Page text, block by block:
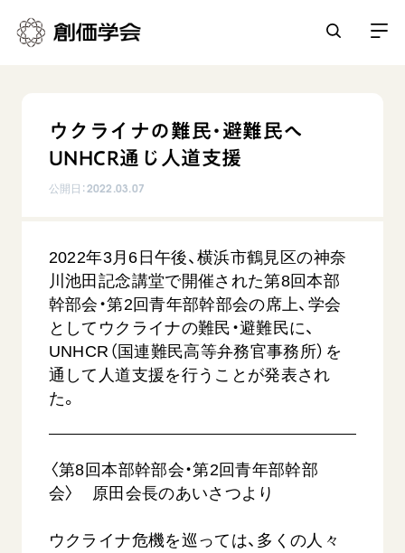
日蓮大聖人の仏法（教学入門）
釈尊～法華経
日蓮大聖人
創価学会の三代会長
第3代会長・池田大作先生
日常の活動
座談会
仏法を学ぶ
仏法を語る
主な行事
年間の活動について
「平和の文化」を構築
核兵器の廃絶に向け連帯を拡大
「人権文化」「ジェンダー平等」を促進
「持続可能な開発目標（SDGs）」の取り組み
人道支援
教育本部の活動
図書贈呈
世界の創価学会
各国ウェブサイト
世界の創価学会の歴史
基本情報
創価学会 会憲
創価学会 会則
創価学会 社会憲章
組織・機構
会長・理事長・各部長の紹介
会員サポート
御書検索［新版］
関連リンク
創価学会総本部
聖教電子版
ご意見
ご利用にあたって
ウクライナの難民・避難民へ
UNHCR通じ人道支援
公開日：2022.03.07
2022年3月6日午後、横浜市鶴見区の神奈
川池田記念講堂で開催された第8回本部
幹部会・第2回青年部幹部会の席上、学会
としてウクライナの難民・避難民に、
UNHCR（国連難民高等弁務官事務所）を
通して人道支援を行うことが発表され
た。
〈第8回本部幹部会・第2回青年部幹部
会〉 原田会長のあいさつより
ウクライナ危機を巡っては、多くの人々